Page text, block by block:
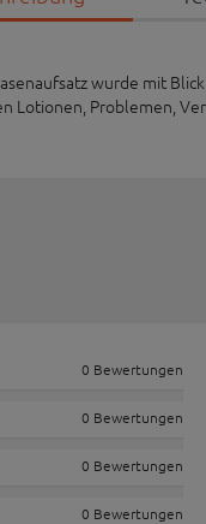
wurde mit
Lotionen, Problemen,
0 Bewertungen
0 Bewertungen
0 Bewertungen
0 Bewertungen